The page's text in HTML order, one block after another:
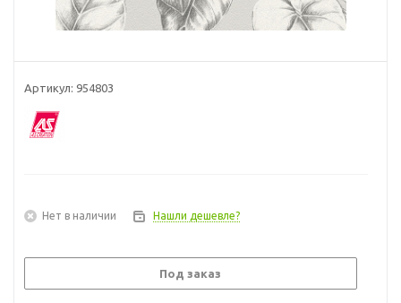
Артикул: 954803
Нет в наличии Нашли дешевле?
Под заказ